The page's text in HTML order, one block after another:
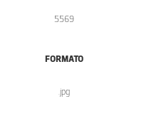
5569
FORMATO
.jpg